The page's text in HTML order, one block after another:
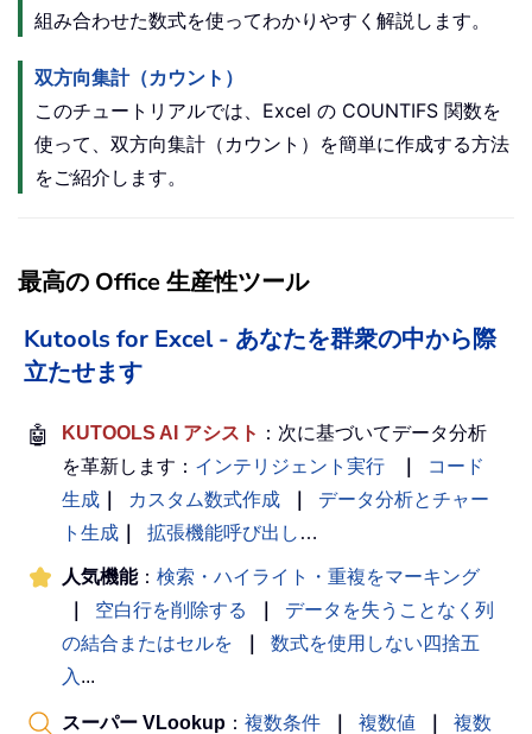
組み合わせた数式を使ってわかりやすく解説します。
双方向集計（カウント）
このチュートリアルでは、Excel の COUNTIFS 関数を
使って、双方向集計（カウント）を簡単に作成する方法
をご紹介します。
最高の Office 生産性ツール
Kutools for Excel - あなたを群衆の中から際
立たせます
🤖 KUTOOLS AI アシスト ：次に基づいてデータ分析
を革新します： インテリジェント実行
コード
生成
カスタム数式作成
データ分析とチャー
ト生成
拡張機能呼び出し …
人気機能： 検索・ハイライト・重複をマーキング
空白行を削除する
データを失うことなく列
の結合またはセルを
数式を使用しない四捨五
入 ...
スーパー VLookup ： 複数条件 複数値
複数